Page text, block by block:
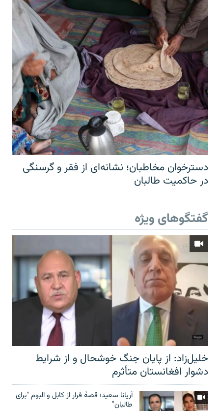
دسترخوان مخاطبان؛ نشانه‌ای از فقر و گرسنگی
در حاکمیت طالبان
گفتگوهای ویژه
خلیل‌زاد: از پایان جنگ خوشحال و از شرایط
دشوار افغانستان متأثرم
آریانا سعید؛ قصۀ فرار از کابل و البوم "برای
طالبان"